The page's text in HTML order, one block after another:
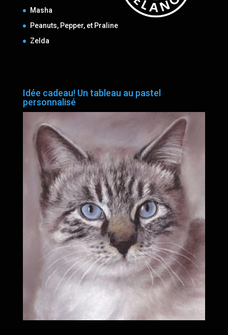
Masha
Peanuts, Pepper, et Praline
Zelda
Idée cadeau! Un tableau au pastel
personnalisé